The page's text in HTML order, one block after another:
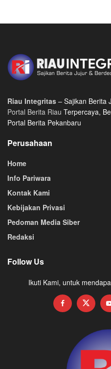
Riau Integritas – Sajikan Berita
Portal Berita Riau Terpercaya,
Portal Berita Pekanbaru
Perusahaan
Home
Info Pariwara
Kontak Kami
Kebijakan Privasi
Pedoman Media Siber
Redaksi
Follow Us
Ikuti Kami, untuk